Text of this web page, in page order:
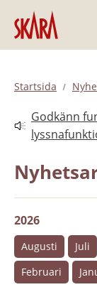
Hoppa till innehåll
Startsida
Godkänn
Länk till annan
2026
Augusti Juli
Februari